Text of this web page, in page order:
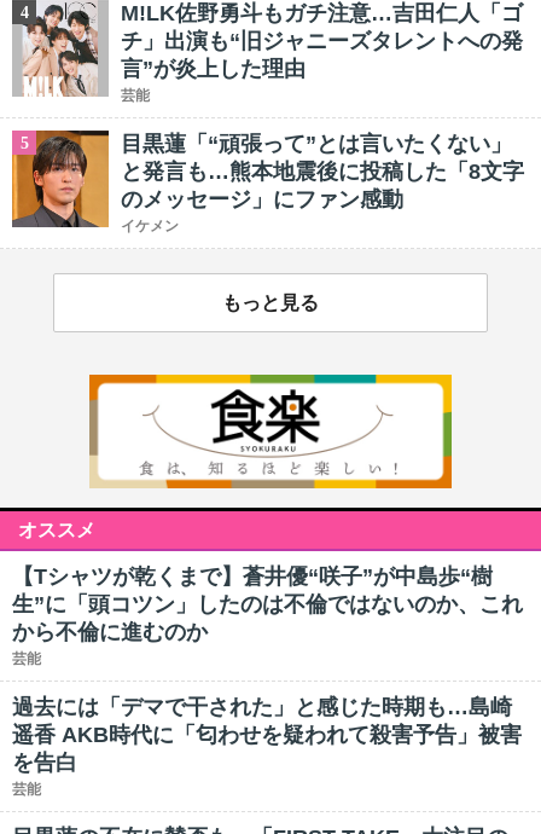
4
M!LK佐野勇斗もガチ注意…吉田仁人「ゴ
チ」出演も“旧ジャニーズタレントへの発
言”が炎上した理由
芸能
5
目黒蓮「“頑張って”とは言いたくない」
と発言も…熊本地震後に投稿した「8文字
のメッセージ」にファン感動
イケメン
もっと見る
オススメ
【Tシャツが乾くまで】蒼井優“咲子”が中島歩“樹
生”に「頭コツン」したのは不倫ではないのか、これ
から不倫に進むのか
芸能
過去には「デマで干された」と感じた時期も…島崎
遥香 AKB時代に「匂わせを疑われて殺害予告」被害
を告白
芸能